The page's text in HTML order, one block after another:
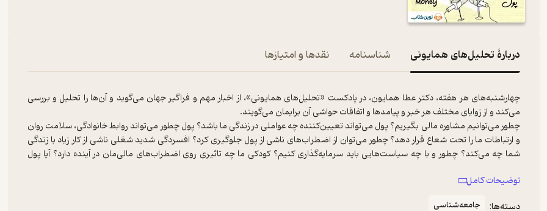
دربارۀ تحلیل‌های همایونی شناسنامه نقدها و امتیازها
چهارشنبه‌های هر هفته، دکتر عطا همایون، در پادکست «تحلیل‌های همایونی»، از اخبار مهم و فراگیر جهان می‌گوید و آن‌ها را تحلیل و بررسی
می‌کند و از زوایای مختلف هر خبر و پیامدها و اتفاقات حواشی‌ آن برایمان می‌گویند.
چطور می‌توانیم مشاوره مالی بگیریم؟ پول می‌تواند تعیین‌کننده چه عواملی در زندگی ما باشد؟ پول چطور می‌تواند روابط خانوادگی، سلامت روان
و ارتباطات ما را تحت شعاع قرار دهد؟ چطور می‌توان از اضطراب‌های ناشی از پول جلوگیری کرد؟ افسردگی شدید شغلی ناشی از کار زیاد با زندگی
شما چه می‌کند؟ چطور و با چه سیاست‌هایی باید سرمایه‌گذاری کنیم؟ کودکی ما چه تاثیری روی اضطراب‌های مالی‌مان در آینده دارد؟ آیا پول
در اپیزود هشتم پادکست «تحلیل‌های همایونی»، «پول»، عطا همایون درباره تاثیر پول بر جهان فکری ما می‌گوید و اینکه پول تا چه اندازه و در چه
توضیحات کامل
دسته‌ها:
جامعه‌شناسی